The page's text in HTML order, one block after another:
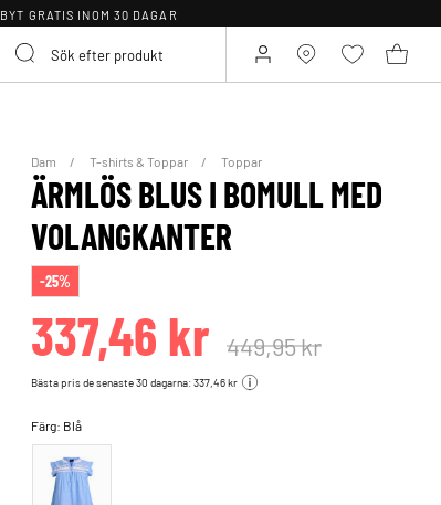
BYT GRATIS INOM 30 DAGAR
Dam T-shirts & Toppar Toppar
ÄRMLÖS BLUS I BOMULL MED
VOLANGKANTER
-25%
337,46 kr 449,95 kr
Bästa pris de senaste 30 dagarna: 337,46 kr
Färg: Blå